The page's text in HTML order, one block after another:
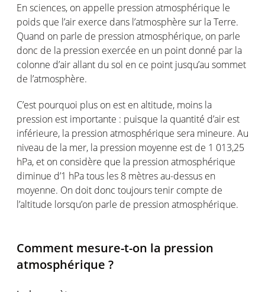
En sciences, on appelle pression atmosphérique le
poids que l’air exerce dans l’atmosphère sur la Terre.
Quand on parle de pression atmosphérique, on parle
donc de la pression exercée en un point donné par la
colonne d’air allant du sol en ce point jusqu’au sommet
de l’atmosphère.
C’est pourquoi plus on est en altitude, moins la
pression est importante : puisque la quantité d’air est
inférieure, la pression atmosphérique sera mineure. Au
niveau de la mer, la pression moyenne est de 1 013,25
hPa, et on considère que la pression atmosphérique
diminue d’1 hPa tous les 8 mètres au-dessus en
moyenne. On doit donc toujours tenir compte de
l’altitude lorsqu’on parle de pression atmosphérique.
Comment mesure-t-on la pression
atmosphérique ?